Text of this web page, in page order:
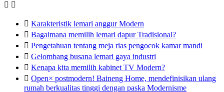
 
 Karakteristik lemari anggur Modern
 Bagaimana memilih lemari dapur Tradisional?
 Pengetahuan tentang meja rias pengocok kamar mandi
 Gelombang busana lemari gaya industri
 Kenapa kita memilih kabinet TV Modern?
 Open× postmodern! Baineng Home, mendefinisikan ulang
rumah berkualitas tinggi dengan paska Modernisme